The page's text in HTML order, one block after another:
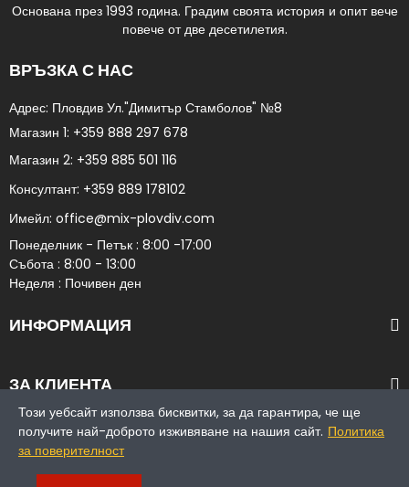
Основана през 1993 година. Градим своята история и опит вече
повече от две десетилетия.
ВРЪЗКА С НАС
Адрес: Пловдив Ул."Димитър Стамболов" №8​
Магазин 1: +359 888 297 678
Магазин 2: +359 885 501 116
Консултант: +359 889 178102​
Имейл: office@mix-plovdiv.com
Понеделник - Петък : 8:00 -17:00
Събота : 8:00 - 13:00
Неделя : Почивен ден
ИНФОРМАЦИЯ
ЗА КЛИЕНТА
Copyright © 1993 - 2025 МИКС ООД
Този уебсайт използва бисквитки, за да гарантира, че ще
получите най-доброто изживяване на нашия сайт. Политика
за поверителност